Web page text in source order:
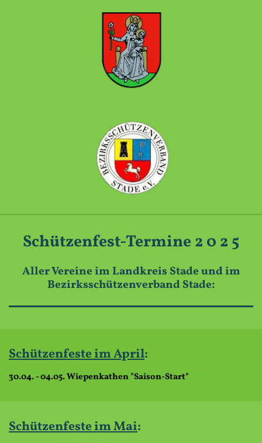
Schützenfest-Termine 2 0 2 5
Aller Vereine im Landkreis Stade und im
Bezirksschützenverband Stade:
Schützenfeste im April:
30.04. - 04.05. Wiepenkathen "Saison-Start"
Schützenfeste imMai: